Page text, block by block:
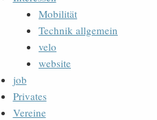
Mobilität
Technik allgemein
velo
website
job
Privates
Vereine